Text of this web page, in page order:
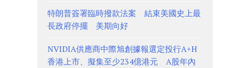
特朗普簽署臨時撥款法案 結束美國史上最
長政府停擺 美期向好
NVIDIA供應商中際旭創據報選定投行A+H
香港上市、擬集至少234億港元 A股年內